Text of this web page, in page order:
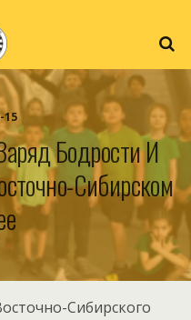
15
Бодрости И
Сибирском
Сибирского